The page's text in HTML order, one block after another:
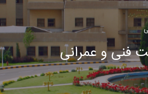
فنی و عمرانی